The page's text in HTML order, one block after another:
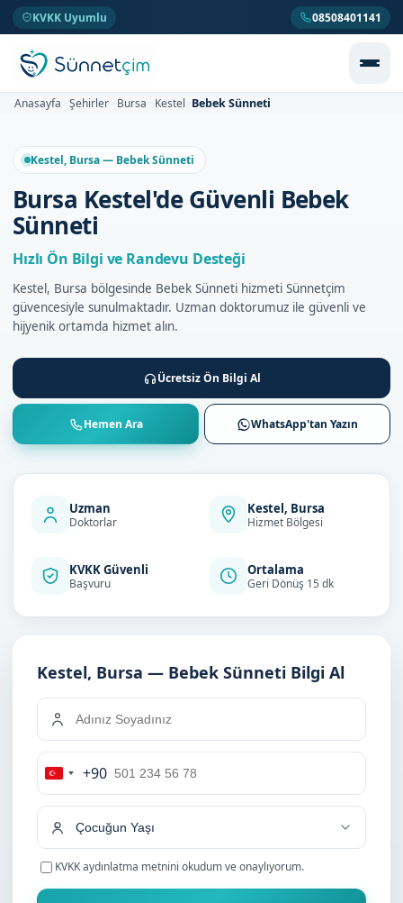
KVKK Uyumlu 08508401141
Anasayfa Şehirler Bursa Kestel Bebek Sünneti
Kestel, Bursa — Bebek Sünneti
Bursa Kestel'de Güvenli Bebek
Sünneti
Hızlı Ön Bilgi ve Randevu Desteği
Kestel, Bursa bölgesinde Bebek Sünneti hizmeti Sünnetçim
güvencesiyle sunulmaktadır. Uzman doktorumuz ile güvenli ve
hijyenik ortamda hizmet alın.
Ücretsiz Ön Bilgi Al
Hemen Ara WhatsApp'tan Yazın
Uzman
Doktorlar
Kestel, Bursa
Hizmet Bölgesi
KVKK Güvenli
Başvuru
Ortalama
Geri Dönüş 15 dk
Kestel, Bursa — Bebek Sünneti Bilgi Al
Turkey
+90
+90
KVKK aydınlatma metnini okudum ve onaylıyorum.